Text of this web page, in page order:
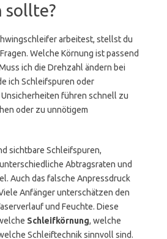
sollte?
arbeitest, stellst du
Welche Körnung ist passend
ich die Drehzahl ändern bei
ich Schleifspuren oder
führen schnell zu
oder zu unnötigem
sichtbare Schleifspuren,
Abtragsraten und
Auch das falsche Anpressdruck
Anfänger unterschätzen den
und Feuchte. Diese
Schleifkörnung, welche
Schleiftechnik sinnvoll sind.